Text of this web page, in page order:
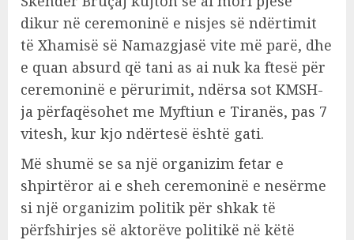
dikur në ceremoninë e nisjes së ndërtimit
të Xhamisë së Namazgjasë vite më parë, dhe
e quan absurd që tani as ai nuk ka ftesë për
ceremoninë e përurimit, ndërsa sot KMSH-
ja përfaqësohet me Myftiun e Tiranës, pas 7
vitesh, kur kjo ndërtesë është gati.
Më shumë se sa një organizim fetar e
shpirtëror ai e sheh ceremoninë e nesërme
si një organizim politik për shkak të
përfshirjes së aktorëve politikë në këtë